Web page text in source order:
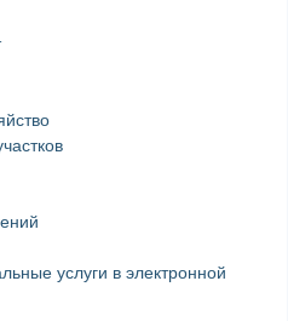
услуги в электронной